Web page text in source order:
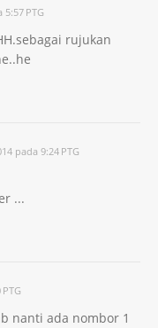
PTG
rujukan
pada 9:24 PTG
...
nanti ada nombor 1